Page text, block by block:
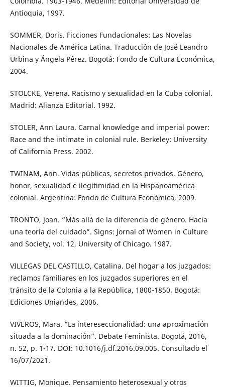
Antioquia, 1997.
SOMMER, Doris. Ficciones Fundacionales: Las Novelas
Nacionales de América Latina. Traducción de José Leandro
Urbina y Ángela Pérez. Bogotá: Fondo de Cultura Económica,
2004.
STOLCKE, Verena. Racismo y sexualidad en la Cuba colonial.
Madrid: Alianza Editorial. 1992.
STOLER, Ann Laura. Carnal knowledge and imperial power:
Race and the intimate in colonial rule. Berkeley: University
of California Press. 2002.
TWINAM, Ann. Vidas públicas, secretos privados. Género,
honor, sexualidad e ilegitimidad en la Hispanoamérica
colonial. Argentina: Fondo de Cultura Económica, 2009.
TRONTO, Joan. “Más allá de la diferencia de género. Hacia
una teoría del cuidado”. Signs: Jornal of Women in Culture
and Society, vol. 12, University of Chicago. 1987.
VILLEGAS DEL CASTILLO, Catalina. Del hogar a los juzgados:
reclamos familiares en los juzgados superiores en el
tránsito de la Colonia a la República, 1800-1850. Bogotá:
Ediciones Uniandes, 2006.
VIVEROS, Mara. “La intereseccionalidad: una aproximación
situada a la dominación”. Debate Feminista. Bogotá, 2016,
n. 52, p. 1-17. DOI: 10.1016/j.df.2016.09.005. Consultado el
16/07/2021.
WITTIG, Monique. Pensamiento heterosexual y otros